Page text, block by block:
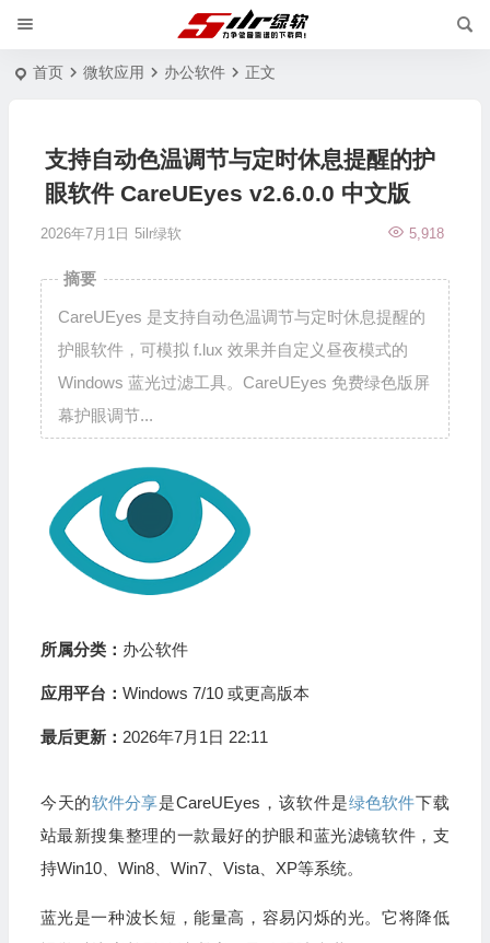
首页 微软应用 办公软件 正文
支持自动色温调节与定时休息提醒的护
眼软件 CareUEyes v2.6.0.0 中文版
2026年7月1日 5ilr绿软 5,918
摘要
CareUEyes 是支持自动色温调节与定时休息提醒的
护眼软件，可模拟 f.lux 效果并自定义昼夜模式的
Windows 蓝光过滤工具。CareUEyes 免费绿色版屏
幕护眼调节...
所属分类： 办公软件
应用平台： Windows 7/10 或更高版本
最后更新： 2026年7月1日 22:11
今天的软件分享是CareUEyes，该软件是绿色软件下载
站最新搜集整理的一款最好的护眼和蓝光滤镜软件，支
持Win10、Win8、Win7、Vista、XP等系统。
蓝光是一种波长短，能量高，容易闪烁的光。它将降低